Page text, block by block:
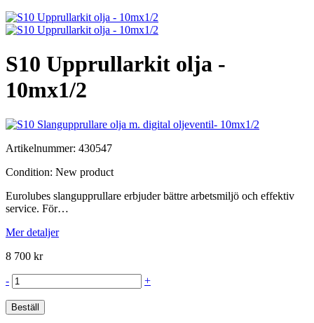
S10 Upprullarkit olja -
10mx1/2
Artikelnummer: 430547
Condition: New product
Eurolubes slangupprullare erbjuder bättre arbetsmiljö och effektiv
service. För…
Mer detaljer
8 700 kr
- +
Beställ